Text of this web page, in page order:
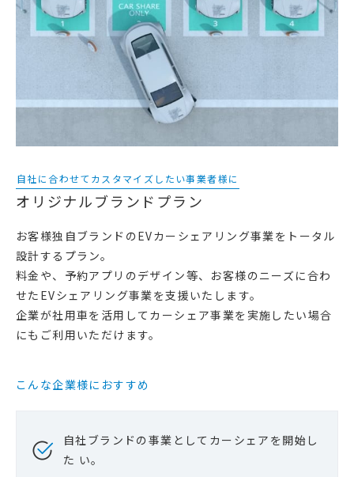
自社に合わせてカスタマイズしたい事業者様に
オリジナルブランドプラン
お客様独自ブランドのEVカーシェアリング事業をトータル
設計するプラン。
料金や、予約アプリのデザイン等、お客様のニーズに合わ
せたEVシェアリング事業を支援いたします。
企業が社用車を活用してカーシェア事業を実施したい場合
にもご利用いただけます。
こんな企業様におすすめ
自社ブランドの事業としてカーシェアを開始し
た い。